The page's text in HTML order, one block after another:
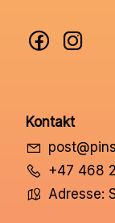
Kontakt
+47 468
Adresse: